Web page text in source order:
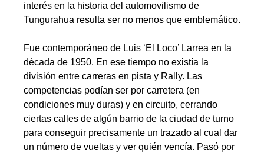
interés en la historia del automovilismo de
Tungurahua resulta ser no menos que emblemático.
Fue contemporáneo de Luis ‘El Loco’ Larrea en la
década de 1950. En ese tiempo no existía la
división entre carreras en pista y Rally. Las
competencias podían ser por carretera (en
condiciones muy duras) y en circuito, cerrando
ciertas calles de algún barrio de la ciudad de turno
para conseguir precisamente un trazado al cual dar
un número de vueltas y ver quién vencía. Pasó por